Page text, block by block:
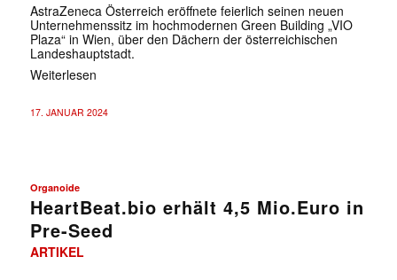
AstraZeneca Österreich eröffnete feierlich seinen neuen
Unternehmenssitz im hochmodernen Green Building „VIO
Plaza“ in Wien, über den Dächern der österreichischen
Landeshauptstadt.
Weiterlesen
17. JANUAR 2024
Organoide
HeartBeat.bio erhält 4,5 Mio.Euro in
Pre-Seed
ARTIKEL